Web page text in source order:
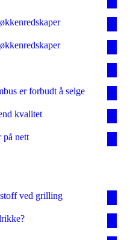
er forbudt å selge
kvalitet
på nett
stoff ved grilling